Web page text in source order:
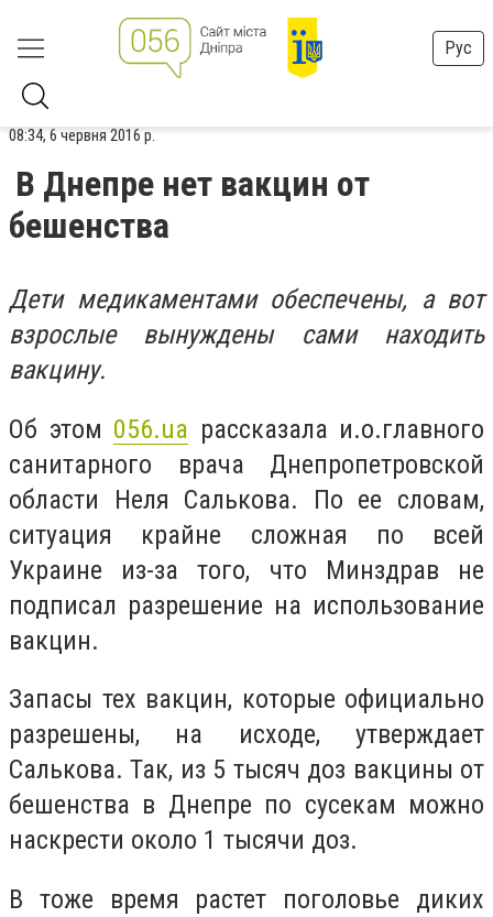
Рус
08:34, 6 червня 2016 р.
В Днепре нет вакцин от
бешенства
Дети медикаментами обеспечены, а вот
взрослые вынуждены сами находить
вакцину.
Об этом 056.ua рассказала и.о.главного
санитарного врача Днепропетровской
области Неля Салькова. По ее словам,
ситуация крайне сложная по всей
Украине из-за того, что Минздрав не
подписал разрешение на использование
вакцин.
Запасы тех вакцин, которые официально
разрешены, на исходе, утверждает
Салькова. Так, из 5 тысяч доз вакцины от
бешенства в Днепре по сусекам можно
наскрести около 1 тысячи доз.
В тоже время растет поголовье диких